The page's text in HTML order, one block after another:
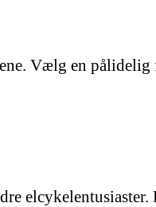
Vælg en